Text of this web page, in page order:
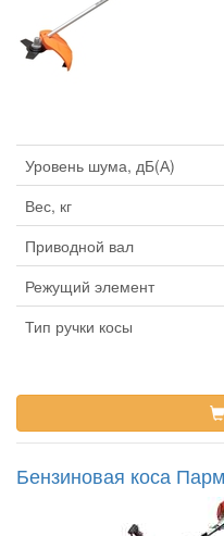
Уровень шума, дБ(А)
Вес, кг
Приводной вал
Режущий элемент
Тип ручки косы
Бензиновая коса